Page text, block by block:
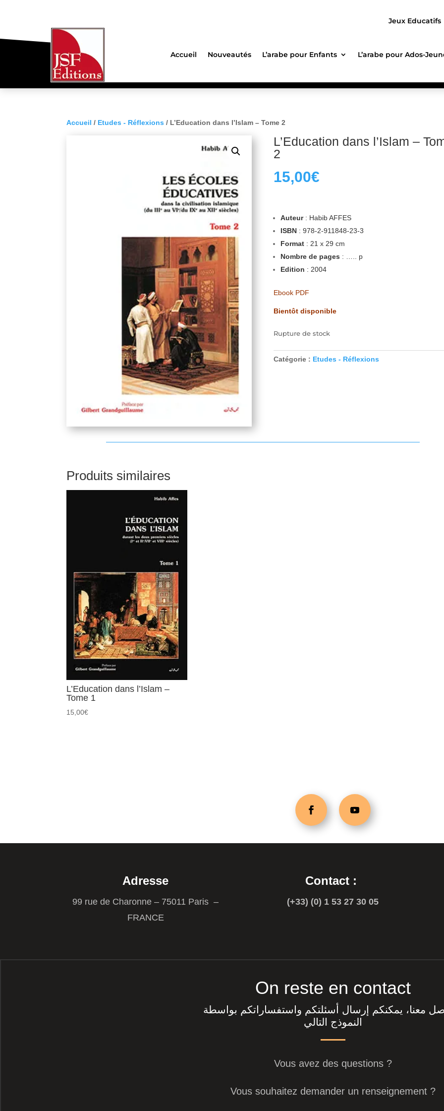
Jeux Educatifs
Accueil Nouveautés L’arabe pour Enfants L’arabe pour Ados-
Accueil / Etudes - Réflexions / L’Education dans l’Islam – Tome 2
L’Education dans l’Islam –
2
15,00€
Auteur: Habib AFFES
ISBN: 978-2-911848-23-3
Format: 21 x 29 cm
Nombre de pages : ….. p
Edition : 2004
Ebook PDF
Bientôt disponible
Rupture de stock
Catégorie : Etudes - Réflexions
Produits similaires
L’Education dans l’Islam –
Tome 1
15,00€
Adresse
99 rue de Charonne – 75011 Paris –
FRANCE
Contact :
(+33) (0) 1 53 27 30 05
On reste en contact
معنا، يمكنكم إرسال أسئلتكم واستفساراتكم بواسطة
النموذج التالي
Vous avez des questions ?
Vous souhaitez demander un renseignement ?